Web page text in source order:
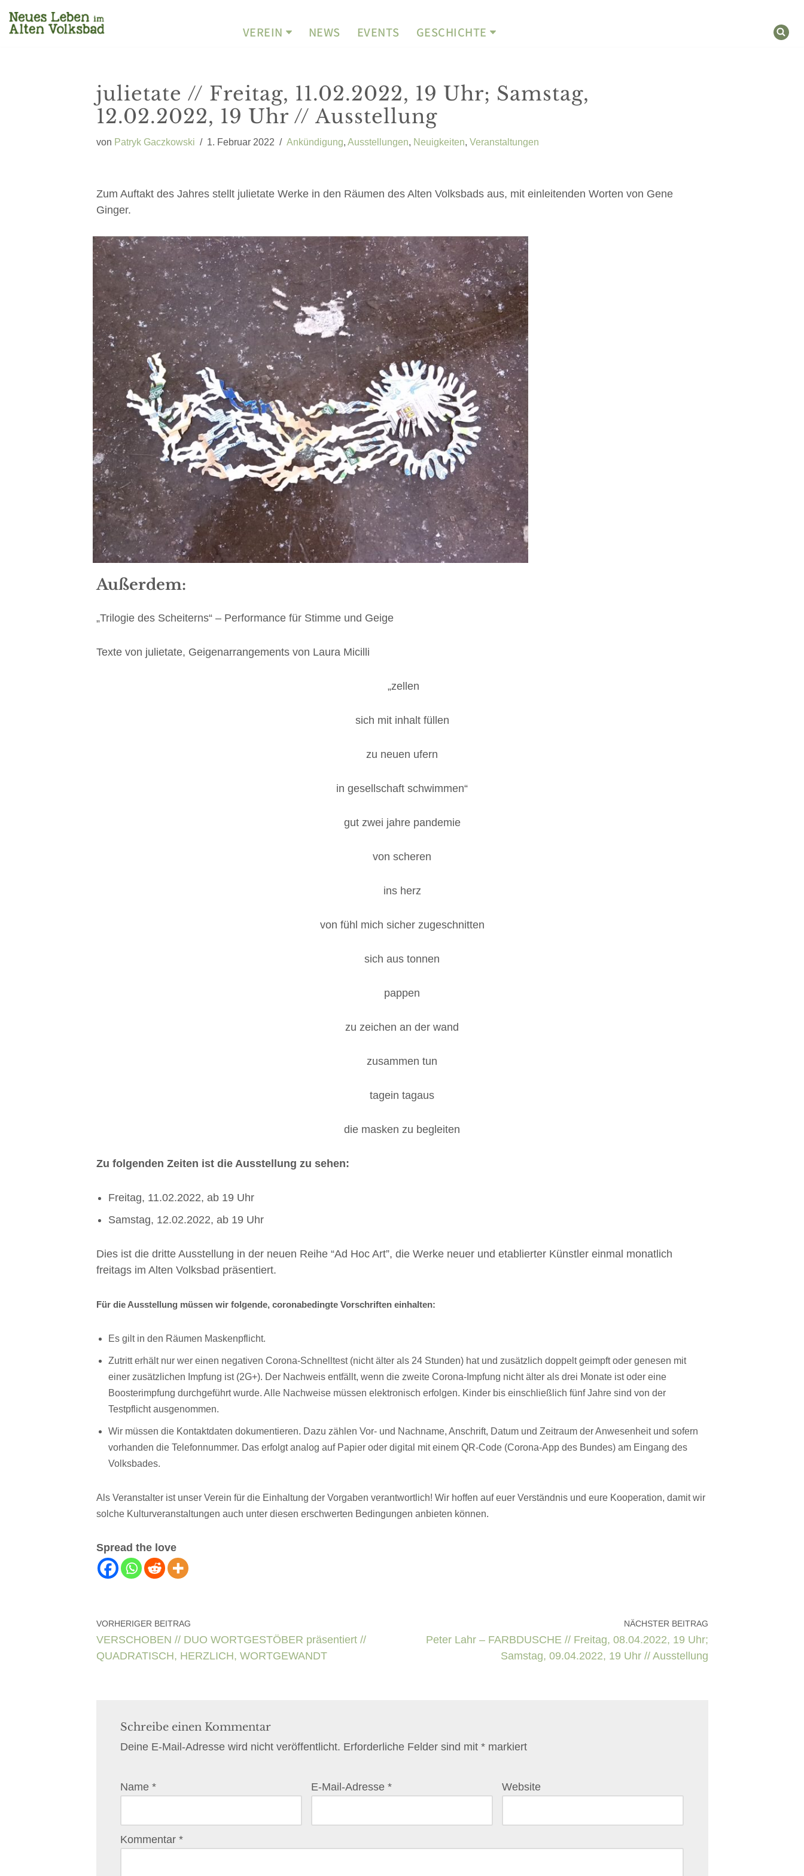
Zum
VEREIN NEWS EVENTS GESCHICHTE
julietate // Freitag, 11.02.2022, 19 Uhr; Samstag,
12.02.2022, 19 Uhr // Ausstellung
von Patryk Gaczkowski 1. Februar 2022 Ankündigung, Ausstellungen, Neuigkeiten, Veranstaltungen
Zum Auftakt des Jahres stellt julietate Werke in den Räumen des Alten Volksbads aus, mit einleitenden Worten von Gene
Ginger.
Außerdem:
„Trilogie des Scheiterns“ – Performance für Stimme und Geige
Texte von julietate, Geigenarrangements von Laura Micilli
„zellen
sich mit inhalt füllen
zu neuen ufern
in gesellschaft schwimmen“
gut zwei jahre pandemie
von scheren
ins herz
von fühl mich sicher zugeschnitten
sich aus tonnen
pappen
zu zeichen an der wand
zusammen tun
tagein tagaus
die masken zu begleiten
Zu folgenden Zeiten ist die Ausstellung zu sehen:
Freitag, 11.02.2022, ab 19 Uhr
Samstag, 12.02.2022, ab 19 Uhr
Dies ist die dritte Ausstellung in der neuen Reihe “Ad Hoc Art”, die Werke neuer und etablierter Künstler einmal monatlich
freitags im Alten Volksbad präsentiert.
Für die Ausstellung müssen wir folgende, coronabedingte Vorschriften einhalten:
Es gilt in den Räumen Maskenpflicht.
Zutritt erhält nur wer einen negativen Corona-Schnelltest (nicht älter als 24 Stunden) hat und zusätzlich doppelt geimpft oder genesen mit
einer zusätzlichen Impfung ist (2G+). Der Nachweis entfällt, wenn die zweite Corona-Impfung nicht älter als drei Monate ist oder eine
Boosterimpfung durchgeführt wurde. Alle Nachweise müssen elektronisch erfolgen. Kinder bis einschließlich fünf Jahre sind von der
Testpflicht ausgenommen.
Wir müssen die Kontaktdaten dokumentieren. Dazu zählen Vor- und Nachname, Anschrift, Datum und Zeitraum der Anwesenheit und sofern
vorhanden die Telefonnummer. Das erfolgt analog auf Papier oder digital mit einem QR-Code (Corona-App des Bundes) am Eingang des
Volksbades.
Als Veranstalter ist unser Verein für die Einhaltung der Vorgaben verantwortlich! Wir hoffen auf euer Verständnis und eure Kooperation, damit wir
solche Kulturveranstaltungen auch unter diesen erschwerten Bedingungen anbieten können.
Spread the love
VORHERIGER BEITRAG
VERSCHOBEN // DUO WORTGESTÖBER präsentiert //
QUADRATISCH, HERZLICH, WORTGEWANDT
NÄCHSTER BEITRAG
Peter Lahr – FARBDUSCHE // Freitag, 08.04.2022, 19 Uhr;
Samstag, 09.04.2022, 19 Uhr // Ausstellung
Schreibe einen Kommentar
Deine E-Mail-Adresse wird nicht veröffentlicht. Erforderliche Felder sind mit *markiert
Name * E-Mail-Adresse * Website
Kommentar *